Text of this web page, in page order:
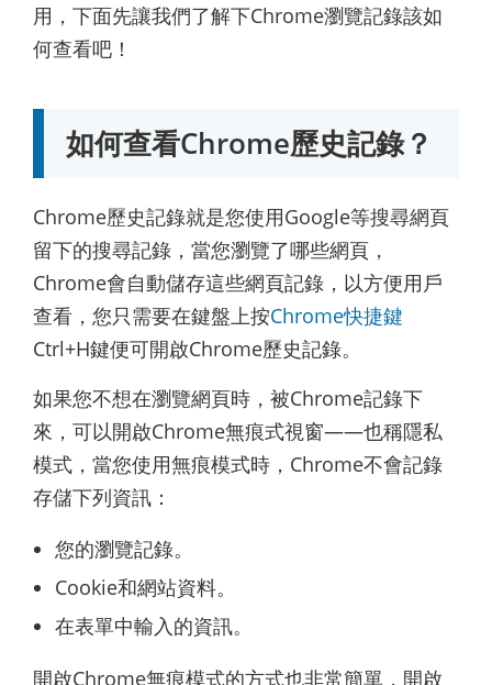
用，下面先讓我們了解下Chrome瀏覽記錄該如
何查看吧！
如何查看Chrome歷史記錄？
Chrome歷史記錄就是您使用Google等搜尋網頁
留下的搜尋記錄，當您瀏覽了哪些網頁，
Chrome會自動儲存這些網頁記錄，以方便用戶
查看，您只需要在鍵盤上按Chrome快捷鍵
Ctrl+H鍵便可開啟Chrome歷史記錄。
如果您不想在瀏覽網頁時，被Chrome記錄下
來，可以開啟Chrome無痕式視窗——也稱隱私
模式，當您使用無痕模式時，Chrome不會記錄
存儲下列資訊：
您的瀏覽記錄。
Cookie和網站資料。
在表單中輸入的資訊。
開啟Chrome無痕模式的方式也非常簡單，開啟